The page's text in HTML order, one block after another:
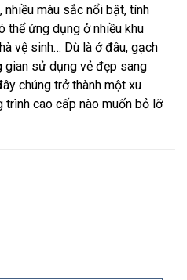
màu sắc nổi bật, tính
thể ứng dụng ở nhiều khu
vệ sinh… Dù là ở đâu, gạch
gian sử dụng vẻ đẹp sang
chúng trở thành một xu
cao cấp nào muốn bỏ lỡ